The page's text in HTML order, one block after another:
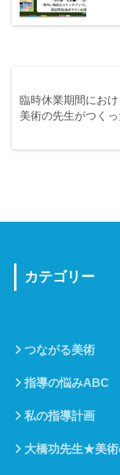
臨時休業期間にお
美術の先生がつく
カテゴリー
つながる美術
指導の悩みABC
私の指導計画
大橋功先生★美術